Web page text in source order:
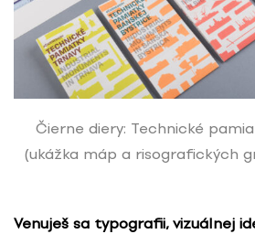
Čierne diery: Technické
(ukážka máp a risografických
Venuješ sa typografii, vizuálnej